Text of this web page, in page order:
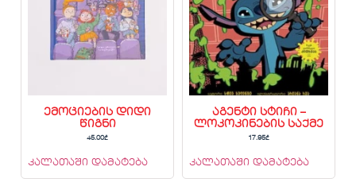
ემოციების დიდი
წიგნი
45.00₾
კალათაში დამატება
აგენტი სტიჩი –
ლოკოკინების საქმე
17.95₾
კალათაში დამატება